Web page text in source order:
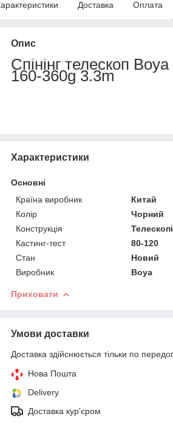
Доставка Оплата
Опис
Спінінг телескоп
160-360g 3.3m
Характеристики
Основні
Країна виробник
Китай
Колір
Чорний
Конструкція
Кастинг-тест
80-120
Стан
Новий
Виробник
Boya
Приховати
Умови доставки
Доставка здійснюється тільки по
Нова Пошта
Delivery
Доставка кур'єром